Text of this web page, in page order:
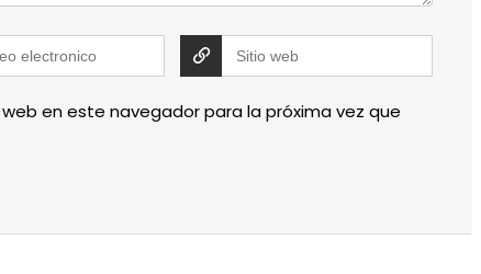
en este navegador para la próxima vez que